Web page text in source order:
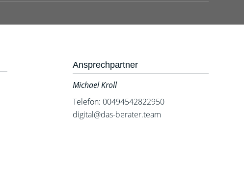
Ansprechpartner
Michael Kroll
Telefon: 00494542822950
digital@das-berater.team